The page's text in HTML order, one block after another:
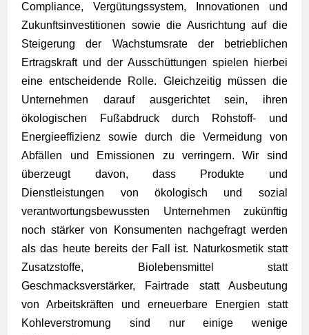
Compliance, Vergütungssystem, Innovationen und
Zukunftsinvestitionen sowie die Ausrichtung auf die
Steigerung der Wachstumsrate der betrieblichen
Ertragskraft und der Ausschüttungen spielen hierbei
eine entscheidende Rolle. Gleichzeitig müssen die
Unternehmen darauf ausgerichtet sein, ihren
ökologischen Fußabdruck durch Rohstoff- und
Energieeffizienz sowie durch die Vermeidung von
Abfällen und Emissionen zu verringern. Wir sind
überzeugt davon, dass Produkte und
Dienstleistungen von ökologisch und sozial
verantwortungsbewussten Unternehmen zukünftig
noch stärker von Konsumenten nachgefragt werden
als das heute bereits der Fall ist. Naturkosmetik statt
Zusatzstoffe, Biolebensmittel statt
Geschmacksverstärker, Fairtrade statt Ausbeutung
von Arbeitskräften und erneuerbare Energien statt
Kohleverstromung sind nur einige wenige